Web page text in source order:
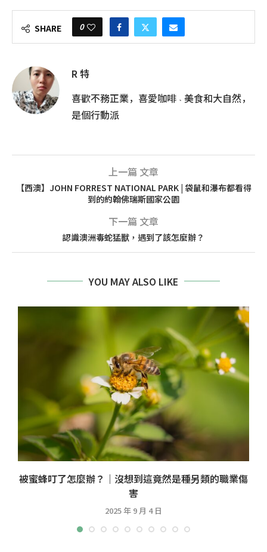
SHARE 0
R 特
喜歡不務正業，喜愛咖啡 ˴ 美食和大自然，
是個行動派
上一篇 文章
【西澳】JOHN FORREST NATIONAL PARK | 袋鼠和瀑布都看得
到的約翰佛瑞斯國家公園
下一篇 文章
認識澳洲毒蛇猛獸，遇到了該怎麼辦？
YOU MAY ALSO LIKE
被蜜蜂叮了怎麼辦？｜沒想到這竟然是種另類的職業傷
害
2025 年 9 月 4 日